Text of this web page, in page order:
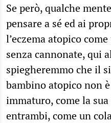
Se però, qualche
pensare a sé ed ai
l’eczema atopico
senza cannonate, qui
spiegheremmo che il
bambino atopico non
immaturo, come la
entrambi, come un